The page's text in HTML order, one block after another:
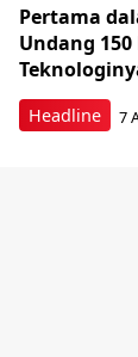
Headline
Pertama
Undang
7